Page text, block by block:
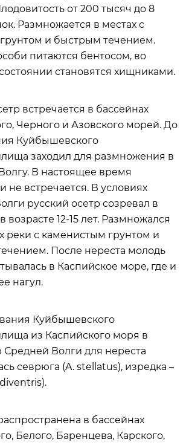
от 200 тысяч до 8
Размножается в местах с
и быстрым течением.
питаются бентосом, во
становятся хищниками.
встречается в бассейнах
Черного и Азовского морей. До
Куйбышевского
заходил для размножения в
В настоящее время
не встречается. В условиях
русский осетр созревал в
возрасте 12-15 лет. Размножался
реки с каменистым грунтом и
После нереста молодь
в Каспийское море, где и
нагул.
Куйбышевского
из Каспийского моря в
Средней Волги для нереста
севрюга (A. stellatus), изредка –
в бассейнах
Белого, Баренцева, Карского,